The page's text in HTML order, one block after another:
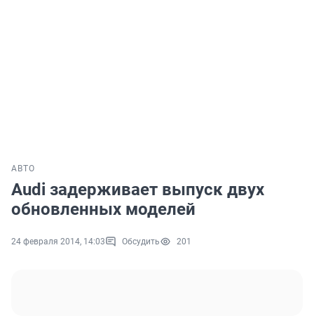
АВТО
Audi задерживает выпуск двух
обновленных моделей
24 февраля 2014, 14:03 Обсудить 201